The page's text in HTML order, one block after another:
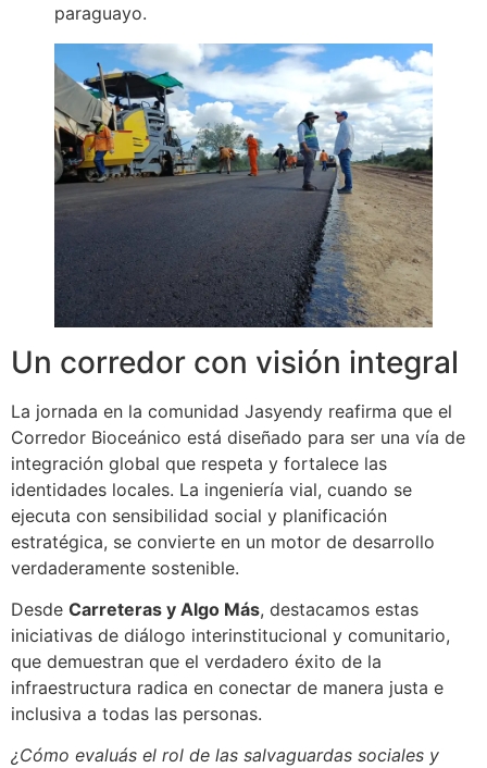
paraguayo.
Un corredor con visión integral
La jornada en la comunidad Jasyendy reafirma que el
Corredor Bioceánico está diseñado para ser una vía de
integración global que respeta y fortalece las
identidades locales. La ingeniería vial, cuando se
ejecuta con sensibilidad social y planificación
estratégica, se convierte en un motor de desarrollo
verdaderamente sostenible.
Desde Carreteras y Algo Más, destacamos estas
iniciativas de diálogo interinstitucional y comunitario,
que demuestran que el verdadero éxito de la
infraestructura radica en conectar de manera justa e
inclusiva a todas las personas.
¿Cómo evaluás el rol de las salvaguardas sociales y